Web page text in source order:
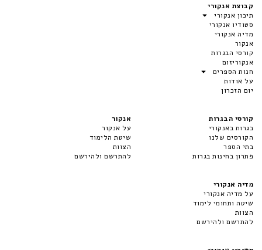
קבוצת אנקורי
תיכון אנקורי
סטודיו אנקורי
מדיה אנקורי
אנקור
קורסי הבגרות
אנקוריזום
חנות הספרים
על אודות
יום הזכרון
קורסי הבגרות
בגרות באנקורי
הקורסים שלנו
בתי הספר
פתרון בחינות בגרות
אנקור
על אנקור
שיטת הלימוד
הצוות
להתרשם ולהירשם
מדיה אנקורי
על מדיה אנקורי
שיטה ותחומי לימוד
הצוות
להתרשם ולהירשם